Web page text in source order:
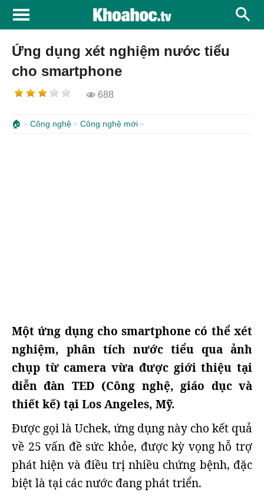
Ứng dụng xét nghiệm nước tiểu
cho smartphone
688
🏠 Công nghệ Công nghệ mới
Một ứng dụng cho smartphone có thể xét
nghiệm, phân tích nước tiểu qua ảnh
chụp từ camera vừa được giới thiệu tại
diễn đàn TED (Công nghệ, giáo dục và
thiết kế) tại Los Angeles, Mỹ.
Được gọi là Uchek, ứng dụng này cho kết quả
về 25 vấn đề sức khỏe, được kỳ vọng hỗ trợ
phát hiện và điều trị nhiều chứng bệnh, đặc
biệt là tại các nước đang phát triển.